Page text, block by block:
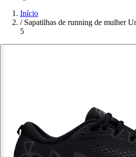
Início
/ Sapatilhas de running de mulher
5